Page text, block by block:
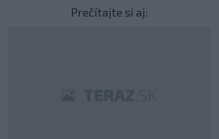
Prečítajte si aj: